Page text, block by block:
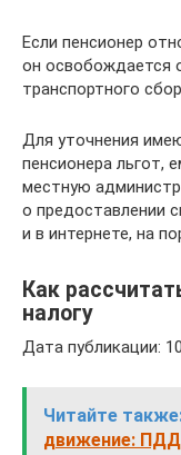
Если пенсионер
он освобождается
транспортного
Для уточнения
пенсионера льгот,
местную
о предоставлении
и в интернете, на
Как
налогу
Дата публикации:
Читайте
движение: